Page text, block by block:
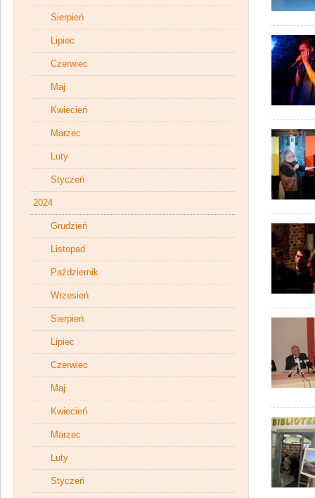
Sierpień
Lipiec
Czerwiec
Maj
Kwiecień
Marzec
Luty
Styczeń
2024
Grudzień
Listopad
Październik
Wrzesień
Sierpień
Lipiec
Czerwiec
Maj
Kwiecień
Marzec
Luty
Styczeń